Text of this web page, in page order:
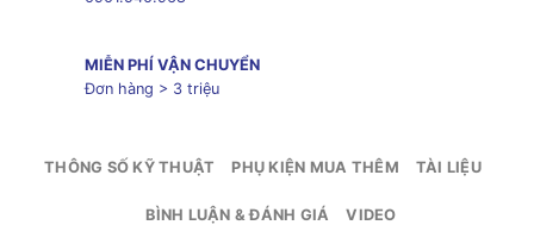
MIỄN PHÍ VẬN CHUYỂN
Đơn hàng > 3 triệu
THÔNG SỐ KỸ THUẬT PHỤ KIỆN MUA THÊM TÀI LIỆU
BÌNH LUẬN & ĐÁNH GIÁ VIDEO